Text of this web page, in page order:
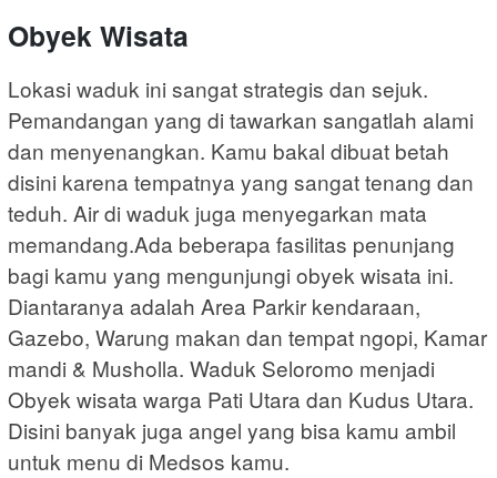
Obyek Wisata
Lokasi waduk ini sangat strategis dan sejuk.
Pemandangan yang di tawarkan sangatlah alami
dan menyenangkan. Kamu bakal dibuat betah
disini karena tempatnya yang sangat tenang dan
teduh. Air di waduk juga menyegarkan mata
memandang.Ada beberapa fasilitas penunjang
bagi kamu yang mengunjungi obyek wisata ini.
Diantaranya adalah Area Parkir kendaraan,
Gazebo, Warung makan dan tempat ngopi, Kamar
mandi & Musholla. Waduk Seloromo menjadi
Obyek wisata warga Pati Utara dan Kudus Utara.
Disini banyak juga angel yang bisa kamu ambil
untuk menu di Medsos kamu.